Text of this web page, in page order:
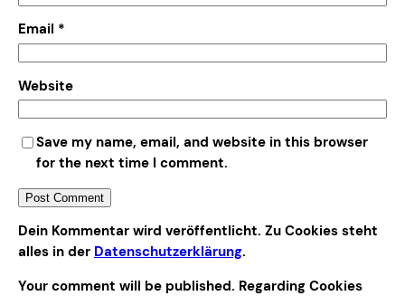
Email *
Website
Save my name, email, and website in this browser
for the next time I comment.
Alternative:
Dein Kommentar wird veröffentlicht. Zu Cookies steht
alles in der Datenschutzerklärung.
Your comment will be published. Regarding Cookies